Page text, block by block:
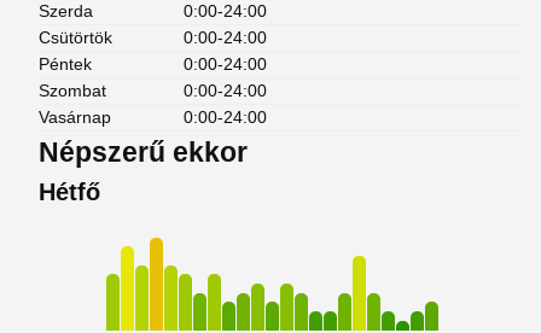
Szerda
0:00-24:00
Csütörtök
0:00-24:00
Péntek
0:00-24:00
Szombat
0:00-24:00
Vasárnap
0:00-24:00
Népszerű ekkor
Hétfő